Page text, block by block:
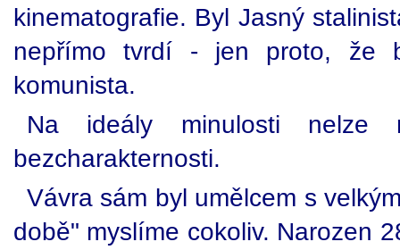
kinematografie. Byl Jasný
nepřímo tvrdí - jen proto, že
komunista.
Na ideály minulosti nelze
bezcharakternosti.
Vávra sám byl umělcem s
době" myslíme cokoliv. Narozen